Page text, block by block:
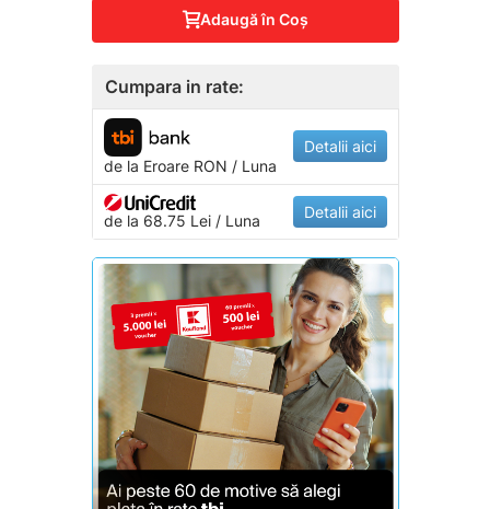
Adaugă în Coş
Cumpara in rate:
de la EroareRON / Luna
Detalii aici
de la 68.75 Lei / Luna Detalii aici